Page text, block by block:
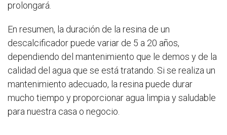
prolongará.
En resumen, la duración de la resina de un
descalcificador puede variar de 5 a 20 años,
dependiendo del mantenimiento que le demos y de la
calidad del agua que se está tratando. Si se realiza un
mantenimiento adecuado, la resina puede durar
mucho tiempo y proporcionar agua limpia y saludable
para nuestra casa o negocio.